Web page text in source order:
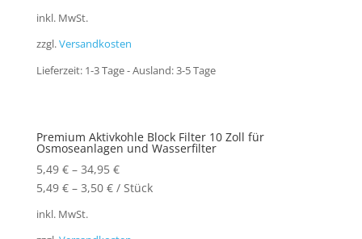
inkl. MwSt.
zzgl.Versandkosten
Lieferzeit: 1-3 Tage - Ausland: 3-5 Tage
Premium Aktivkohle Block Filter 10 Zoll für
Osmoseanlagen und Wasserfilter
5,49 €– 34,95 €
5,49 €– 3,50 €/ Stück
inkl. MwSt.